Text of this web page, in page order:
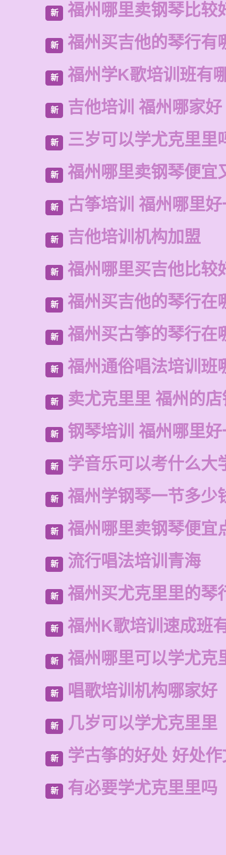
新 福州哪里卖钢琴比较
新 福州买吉他的琴行有
新 福州学K歌培训班有
新 吉他培训 福州哪家好
新 三岁可以学尤克里里
新 福州哪里卖钢琴便宜
新 古筝培训 福州哪里
新 吉他培训机构加盟
新 福州哪里买吉他比较
新 福州买吉他的琴行在
新 福州买古筝的琴行在
新 福州通俗唱法培训班
新 卖尤克里里 福州的
新 钢琴培训 福州哪里
新 学音乐可以考什么大
新 福州学钢琴一节多少
新 福州哪里卖钢琴便宜
新 流行唱法培训青海
新 福州买尤克里里的琴
新 福州K歌培训速成班
新 福州哪里可以学尤克
新 唱歌培训机构哪家好
新 几岁可以学尤克里里
新 学古筝的好处 好处作
新 有必要学尤克里里吗